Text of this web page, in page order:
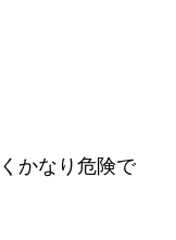
かなり危険で